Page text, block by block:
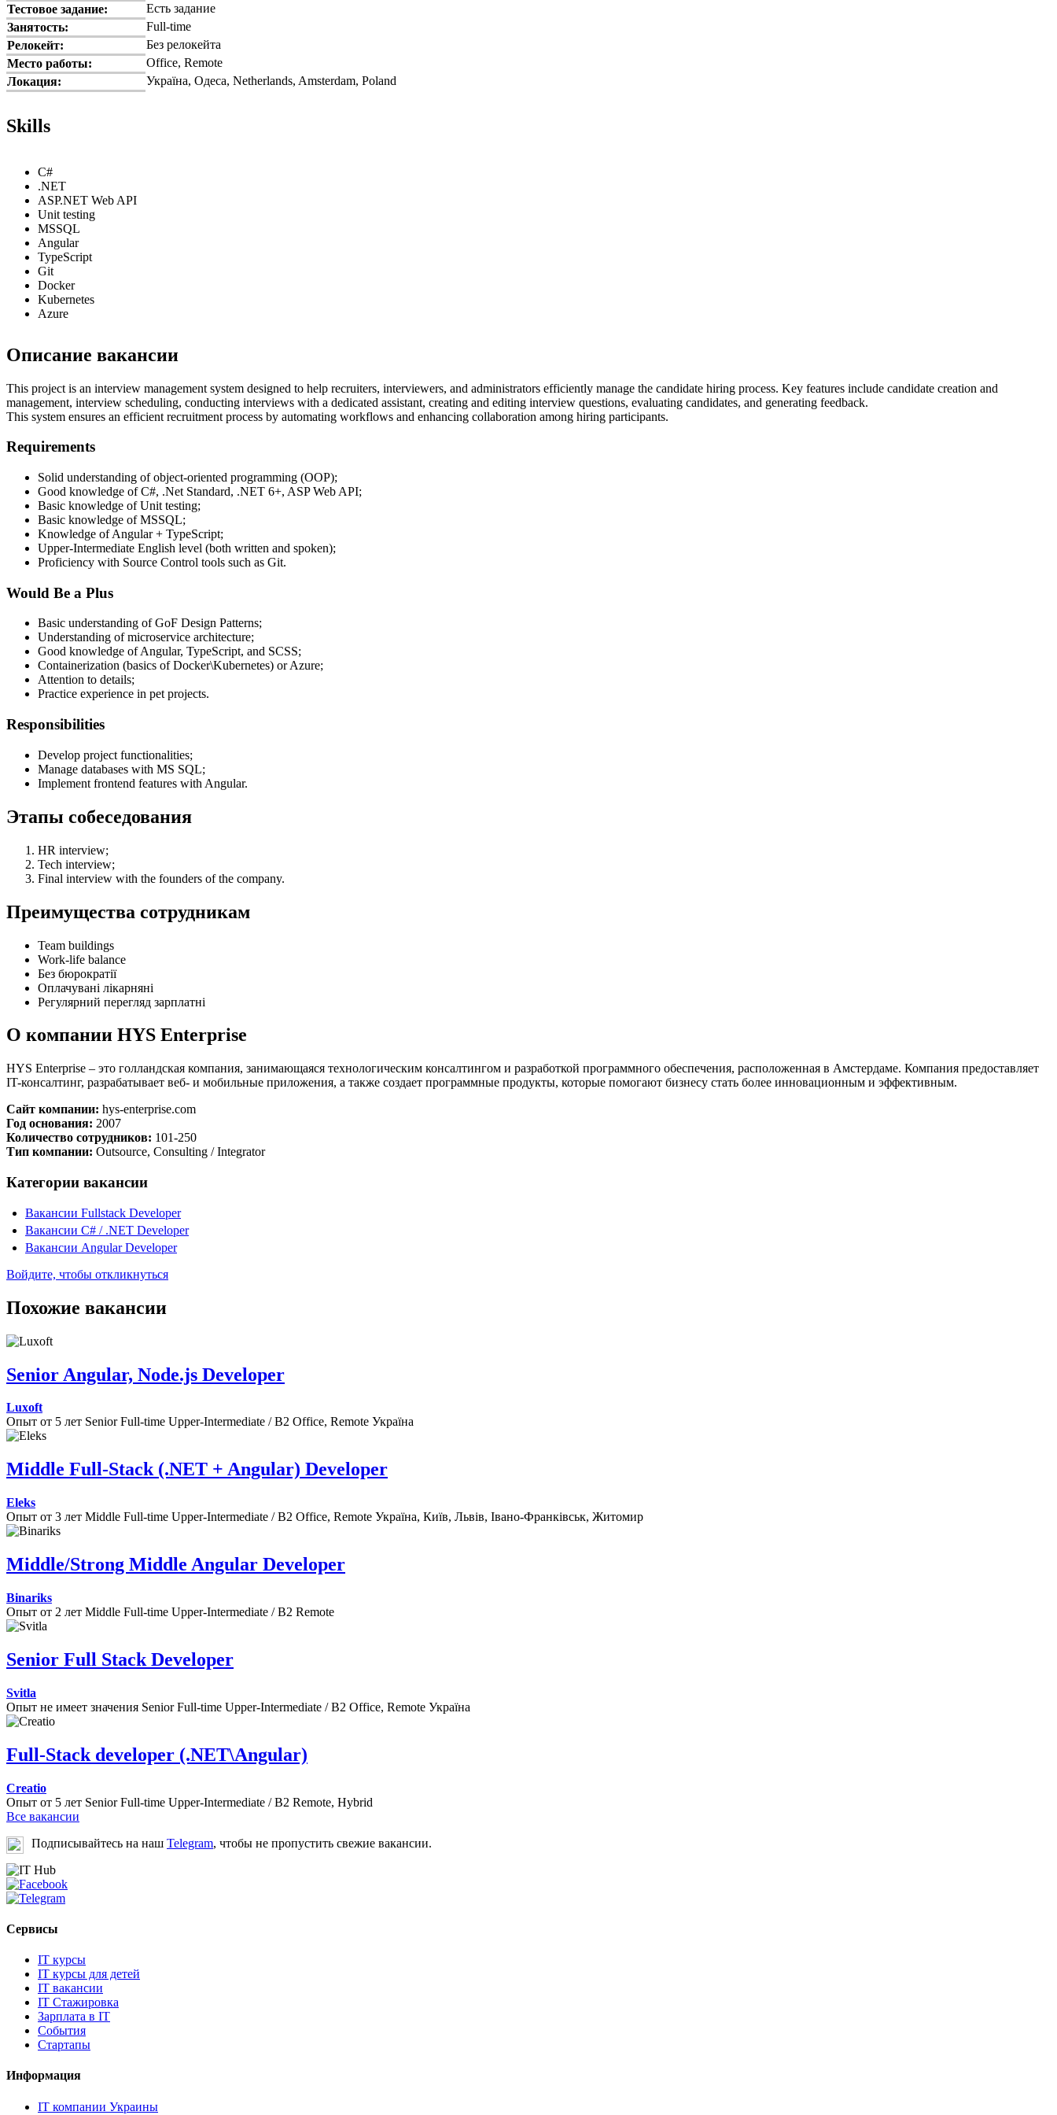
Тестовое задание:
Есть задание
Занятость:
Full-time
Релокейт:
Без релокейта
Место работы:
Office, Remote
Локация:
Україна, Одеса, Netherlands, Amsterdam, Poland
Skills
C#
.NET
ASP.NET Web API
Unit testing
MSSQL
Angular
TypeScript
Git
Docker
Kubernetes
Azure
Описание вакансии
This project is an interview management system designed to help recruiters, interviewers, and administrators efficiently manage the candidate hiring process. Key features include candidate creation and
management, interview scheduling, conducting interviews with a dedicated assistant, creating and editing interview questions, evaluating candidates, and generating feedback.
This system ensures an efficient recruitment process by automating workflows and enhancing collaboration among hiring participants.
Requirements
Solid understanding of object-oriented programming (OOP);
Good knowledge of C#, .Net Standard, .NET 6+, ASP Web API;
Basic knowledge of Unit testing;
Basic knowledge of MSSQL;
Knowledge of Angular + TypeScript;
Upper-Intermediate English level (both written and spoken);
Proficiency with Source Control tools such as Git.
Would Be a Plus
Basic understanding of GoF Design Patterns;
Understanding of microservice architecture;
Good knowledge of Angular, TypeScript, and SCSS;
Containerization (basics of Docker\Kubernetes) or Azure;
Attention to details;
Practice experience in pet projects.
Responsibilities
Develop project functionalities;
Manage databases with MS SQL;
Implement frontend features with Angular.
Этапы собеседования
HR interview;
Tech interview;
Final interview with the founders of the company.
Преимущества сотрудникам
Team buildings
Work-life balance
Без бюрократії
Оплачувані лікарняні
Регулярний перегляд зарплатні
О компании HYS Enterprise
HYS Enterprise – это голландская компания, занимающаяся технологическим консалтингом и разработкой программного обеспечения, расположенная в Амстердаме. Компания предоставляет
IT-консалтинг, разрабатывает веб- и мобильные приложения, а также создает программные продукты, которые помогают бизнесу стать более инновационным и эффективным.
Сайт компании: hys-enterprise.com
Год основания: 2007
Количество сотрудников: 101-250
Тип компании: Outsource, Consulting / Integrator
Категории вакансии
Вакансии Fullstack Developer
Вакансии C# / .NET Developer
Вакансии Angular Developer
Войдите, чтобы откликнуться
Похожие вакансии
Senior Angular, Node.js Developer
Luxoft
Опыт от 5 лет Senior Full-time Upper-Intermediate / B2 Office, Remote Україна
Middle Full-Stack (.NET + Angular) Developer
Eleks
Опыт от 3 лет Middle Full-time Upper-Intermediate / B2 Office, Remote Україна, Київ, Львів, Івано-Франківськ, Житомир
Middle/Strong Middle Angular Developer
Binariks
Опыт от 2 лет Middle Full-time Upper-Intermediate / B2 Remote
Senior Full Stack Developer
Svitla
Опыт не имеет значения Senior Full-time Upper-Intermediate / B2 Office, Remote Україна
Full-Stack developer (.NET\Angular)
Creatio
Опыт от 5 лет Senior Full-time Upper-Intermediate / B2 Remote, Hybrid
Все вакансии
Подписывайтесь на наш Telegram, чтобы не пропустить свежие вакансии.
Сервисы
IT курсы
IT курсы для детей
IT вакансии
IT Стажировка
Зарплата в IT
События
Стартапы
Информация
IT компании Украины